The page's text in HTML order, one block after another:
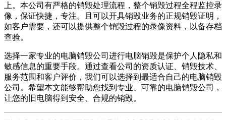
上。本公司有严格的销毁处理流程，整个销毁过程全程监控录
像，保证快捷，专注。且可以开具销毁业务的正规销毁证明，
如客户需要，还可以提供整个销毁过程的录像资料，以备存档
查验。
选择一家专业的电脑销毁公司进行电脑销毁是保护个人隐私和
敏感信息的重要手段。通过查看公司的资质认证、销毁技术、
服务范围和客户评价，我们可以选择到最适合自己的电脑销毁
公司。希望本文能够帮助您找到专业、可靠的电脑销毁公司，
让您的旧电脑得到安全、合规的销毁。